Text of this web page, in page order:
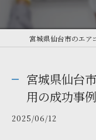
宮城県仙台
用の成功事
2025/06/12